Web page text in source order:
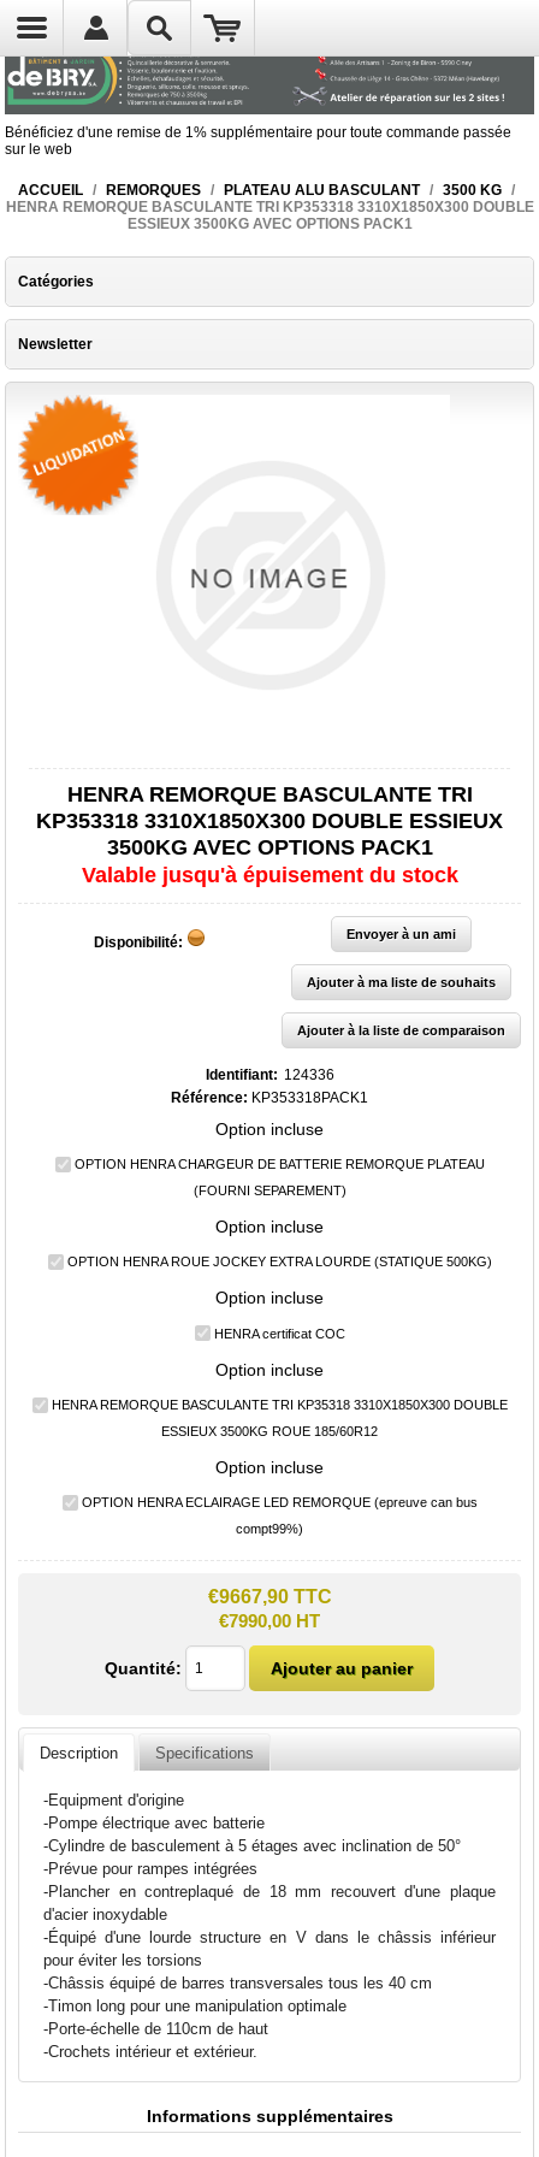
Bénéficiez d'une remise de 1% supplémentaire pour toute commande passée
sur le web
ACCUEIL / REMORQUES / PLATEAU ALU BASCULANT / 3500 KG /
HENRA REMORQUE BASCULANTE TRI KP353318 3310X1850X300 DOUBLE
ESSIEUX 3500KG AVEC OPTIONS PACK1
Catégories
Newsletter
HENRA REMORQUE BASCULANTE TRI
KP353318 3310X1850X300 DOUBLE ESSIEUX
3500KG AVEC OPTIONS PACK1
Valable jusqu'à épuisement du stock
Disponibilité:
Identifiant: 124336
Référence: KP353318PACK1
Option incluse
OPTION HENRA CHARGEUR DE BATTERIE REMORQUE PLATEAU
(FOURNI SEPAREMENT)
Option incluse
OPTION HENRA ROUE JOCKEY EXTRA LOURDE (STATIQUE 500KG)
Option incluse
HENRA certificat COC
Option incluse
HENRA REMORQUE BASCULANTE TRI KP35318 3310X1850X300 DOUBLE
ESSIEUX 3500KG ROUE 185/60R12
Option incluse
OPTION HENRA ECLAIRAGE LED REMORQUE (epreuve can bus
compt99%)
€9667,90 TTC
€7990,00 HT
Quantité:
Description Specifications
-Equipment d'origine
-Pompe électrique avec batterie
-Cylindre de basculement à 5 étages avec inclination de 50°
-Prévue pour rampes intégrées
-Plancher en contreplaqué de 18 mm recouvert d'une plaque
d'acier inoxydable
-Équipé d'une lourde structure en V dans le châssis inférieur
pour éviter les torsions
-Châssis équipé de barres transversales tous les 40 cm
-Timon long pour une manipulation optimale
-Porte-échelle de 110cm de haut
-Crochets intérieur et extérieur.
Informations supplémentaires